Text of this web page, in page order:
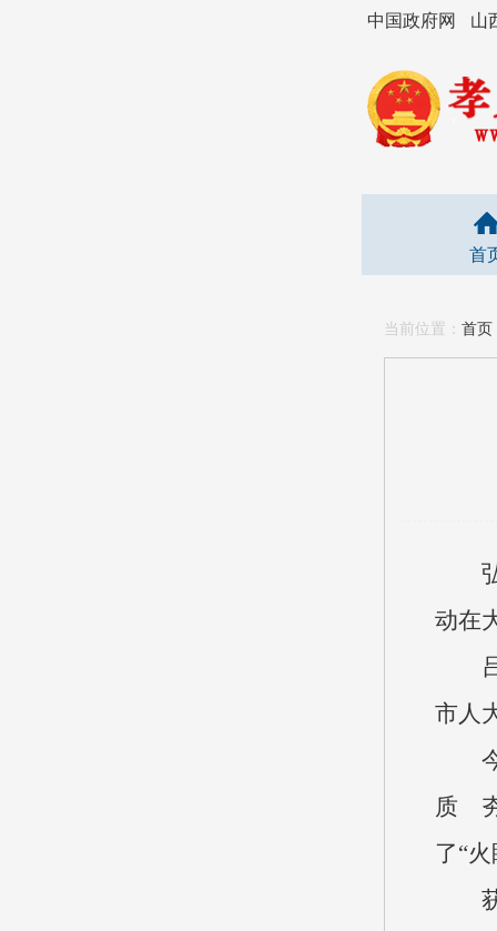
中国政府网 山
首
当前位置： 首页
动在
市人
质 夯
了“